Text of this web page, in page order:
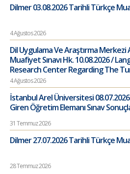
Dilmer 03.08.2026 Tarihli Türkçe
4 Ağustos 2026
Dil Uygulama Ve Araştırma
Muafiyet Sınavı Hk. 10.08.2026 /
Research Center Regarding The
4 Ağustos 2026
İstanbul Arel Üniversitesi 08.07.2026
Giren Öğretim Elemanı Sınav
31 Temmuz 2026
Dilmer 27.07.2026 Tarihli Türkçe
28 Temmuz 2026